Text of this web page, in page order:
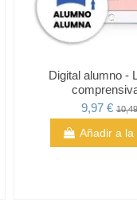
Digital alumno -
9,97 €
Añadir a la